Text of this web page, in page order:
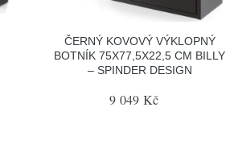
ČERNÝ KOVOVÝ VÝKLOPNÝ
BOTNÍK 75X77,5X22,5 CM BILLY
– SPINDER DESIGN
9 049 Kč